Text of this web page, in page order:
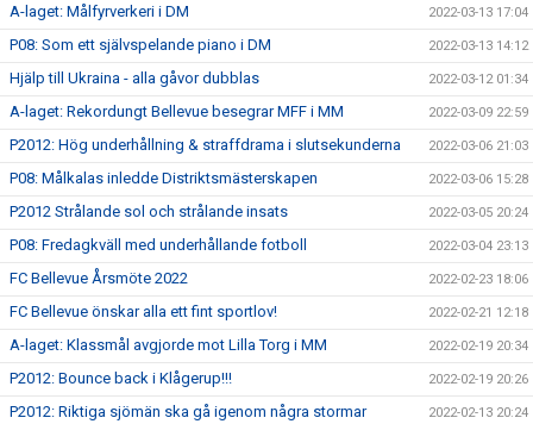
A-laget: Målfyrverkeri i DM 2022-03-13 17:04
P08: Som ett självspelande piano i DM 2022-03-13 14:12
Hjälp till Ukraina - alla gåvor dubblas 2022-03-12 01:34
A-laget: Rekordungt Bellevue besegrar MFF i MM 2022-03-09 22:59
P2012: Hög underhållning & straffdrama i slutsekunderna 2022-03-06 21:03
P08: Målkalas inledde Distriktsmästerskapen 2022-03-06 15:28
P2012 Strålande sol och strålande insats 2022-03-05 20:24
P08: Fredagkväll med underhållande fotboll 2022-03-04 23:13
FC Bellevue Årsmöte 2022 2022-02-23 18:06
FC Bellevue önskar alla ett fint sportlov! 2022-02-21 12:18
A-laget: Klassmål avgjorde mot Lilla Torg i MM 2022-02-19 20:34
P2012: Bounce back i Klågerup!!! 2022-02-19 20:26
P2012: Riktiga sjömän ska gå igenom några stormar 2022-02-13 20:24